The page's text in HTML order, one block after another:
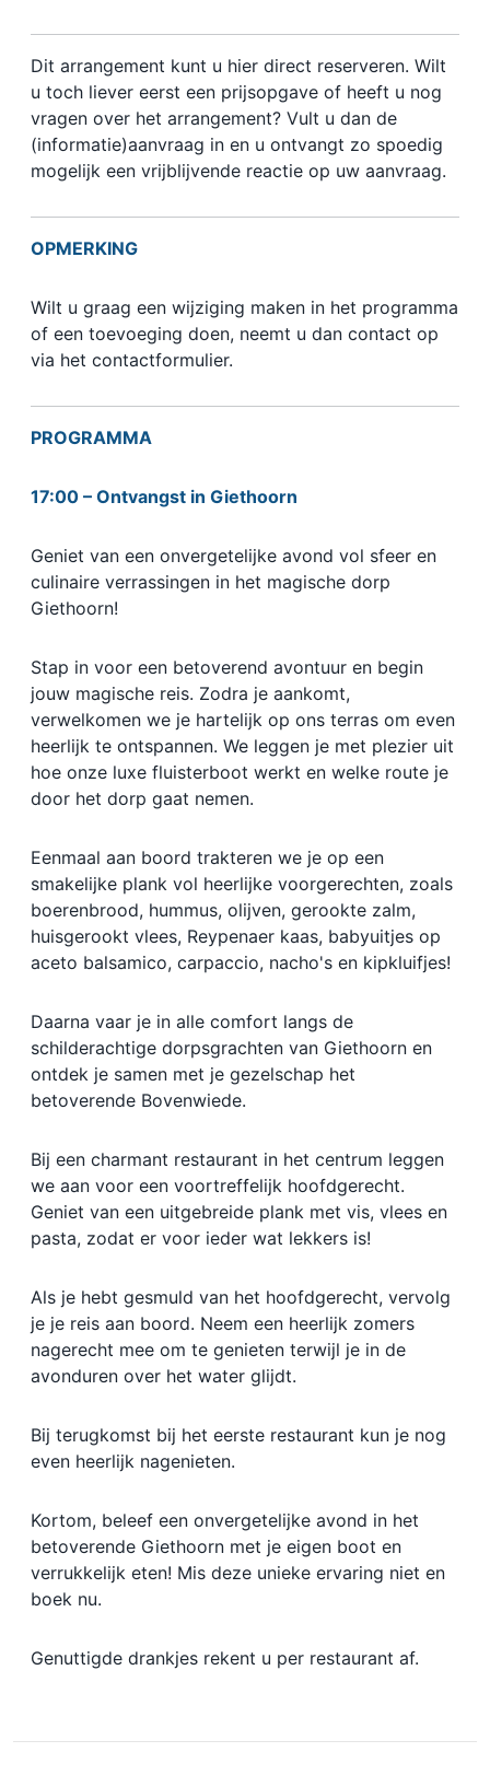
Dit arrangement kunt u hier direct reserveren. Wilt
u toch liever eerst een prijsopgave of heeft u nog
vragen over het arrangement? Vult u dan de
(informatie)aanvraag in en u ontvangt zo spoedig
mogelijk een vrijblijvende reactie op uw aanvraag.
OPMERKING
Wilt u graag een wijziging maken in het programma
of een toevoeging doen, neemt u dan contact op
via het contactformulier.
PROGRAMMA
17:00 – Ontvangst in Giethoorn
Geniet van een onvergetelijke avond vol sfeer en
culinaire verrassingen in het magische dorp
Giethoorn!
Stap in voor een betoverend avontuur en begin
jouw magische reis. Zodra je aankomt,
verwelkomen we je hartelijk op ons terras om even
heerlijk te ontspannen. We leggen je met plezier uit
hoe onze luxe fluisterboot werkt en welke route je
door het dorp gaat nemen.
Eenmaal aan boord trakteren we je op een
smakelijke plank vol heerlijke voorgerechten, zoals
boerenbrood, hummus, olijven, gerookte zalm,
huisgerookt vlees, Reypenaer kaas, babyuitjes op
aceto balsamico, carpaccio, nacho's en kipkluifjes!
Daarna vaar je in alle comfort langs de
schilderachtige dorpsgrachten van Giethoorn en
ontdek je samen met je gezelschap het
betoverende Bovenwiede.
Bij een charmant restaurant in het centrum leggen
we aan voor een voortreffelijk hoofdgerecht.
Geniet van een uitgebreide plank met vis, vlees en
pasta, zodat er voor ieder wat lekkers is!
Als je hebt gesmuld van het hoofdgerecht, vervolg
je je reis aan boord. Neem een heerlijk zomers
nagerecht mee om te genieten terwijl je in de
avonduren over het water glijdt.
Bij terugkomst bij het eerste restaurant kun je nog
even heerlijk nagenieten.
Kortom, beleef een onvergetelijke avond in het
betoverende Giethoorn met je eigen boot en
verrukkelijk eten! Mis deze unieke ervaring niet en
boek nu.
Genuttigde drankjes rekent u per restaurant af.